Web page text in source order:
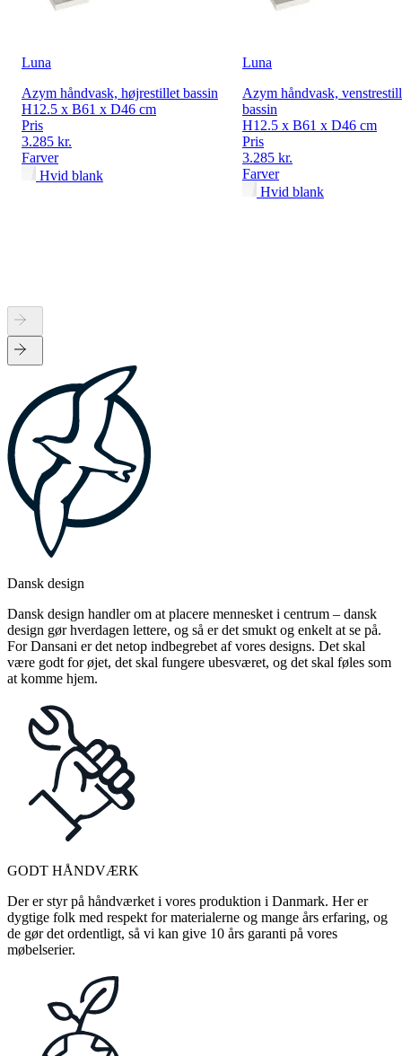
Luna
Azym håndvask, højrestillet bassin
H12.5 x B61 x D46 cm
Pris
3.285 kr.
Farver
Hvid blank
Luna
Azym håndvask,
bassin
H12.5 x B61 x D46 cm
Pris
3.285 kr.
Farver
Hvid blank
Dansk design
Dansk design handler om at placere mennesket i centrum – dansk
design gør hverdagen lettere, og så er det smukt og enkelt at se på.
For Dansani er det netop indbegrebet af vores designs. Det skal
være godt for øjet, det skal fungere ubesværet, og det skal føles som
at komme hjem.
GODT HÅNDVÆRK
Der er styr på håndværket i vores produktion i Danmark. Her er
dygtige folk med respekt for materialerne og mange års erfaring, og
de gør det ordentligt, så vi kan give 10 års garanti på vores
møbelserier.